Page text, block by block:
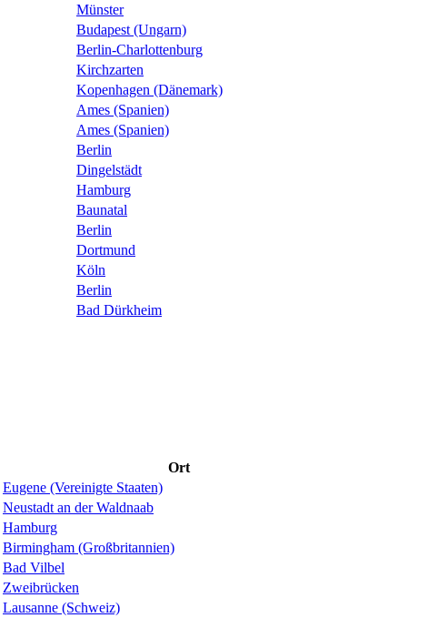
Münster
Budapest (Ungarn)
Berlin-Charlottenburg
Kirchzarten
Kopenhagen (Dänemark)
Ames (Spanien)
Ames (Spanien)
Berlin
Dingelstädt
Hamburg
Baunatal
Berlin
Dortmund
Köln
Berlin
Bad Dürkheim
Ort
Eugene (Vereinigte Staaten)
Neustadt an der Waldnaab
Hamburg
Birmingham (Großbritannien)
Bad Vilbel
Zweibrücken
Lausanne (Schweiz)